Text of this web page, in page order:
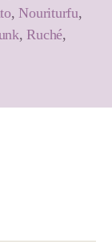
,Nouriturfu,
,Ruché,